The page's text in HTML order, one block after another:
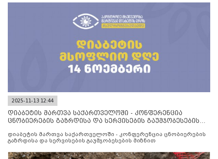
2025-11-13 12:44
დიაბეტის მართვა საქართველოში - კონფერენცია
ცნობიერების გაზრდისა და სერვისების გაუმჯობესების
დიაბეტის მართვა საქართველოში - კონფერენცია ცნობიერების
გაზრდისა და სერვისების გაუმჯობესების მიზნით